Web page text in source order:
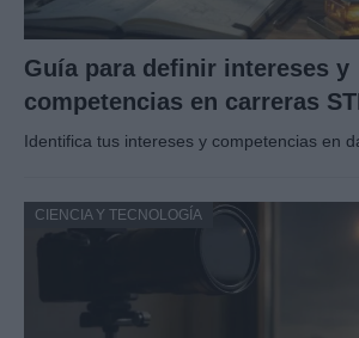
Guía para definir intereses y
competencias en carreras
Identifica tus intereses y competencias en
CIENCIA Y TECNOLOGÍA